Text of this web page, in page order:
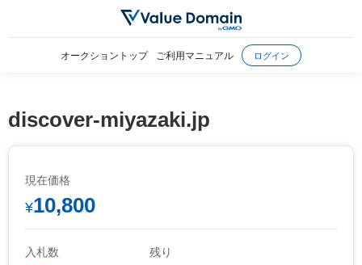
オークショントップ ご利用マニュアル ログイン
discover-miyazaki.jp
現在価格
¥10,800
入札数
残り